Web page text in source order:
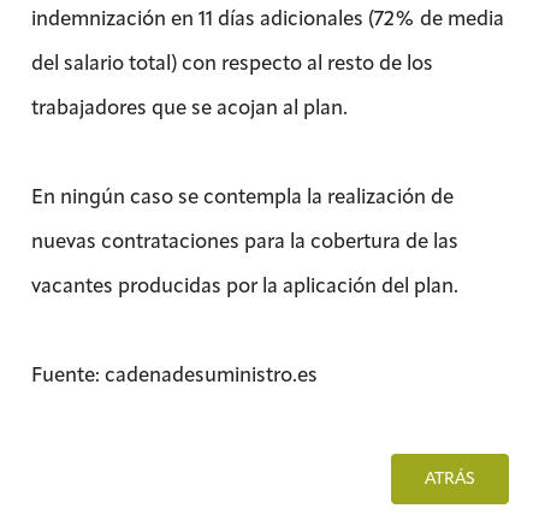
indemnización en 11 días adicionales (72% de media
del salario total) con respecto al resto de los
trabajadores que se acojan al plan.
En ningún caso se contempla la realización de
nuevas contrataciones para la cobertura de las
vacantes producidas por la aplicación del plan.
Fuente: cadenadesuministro.es
ATRÁS